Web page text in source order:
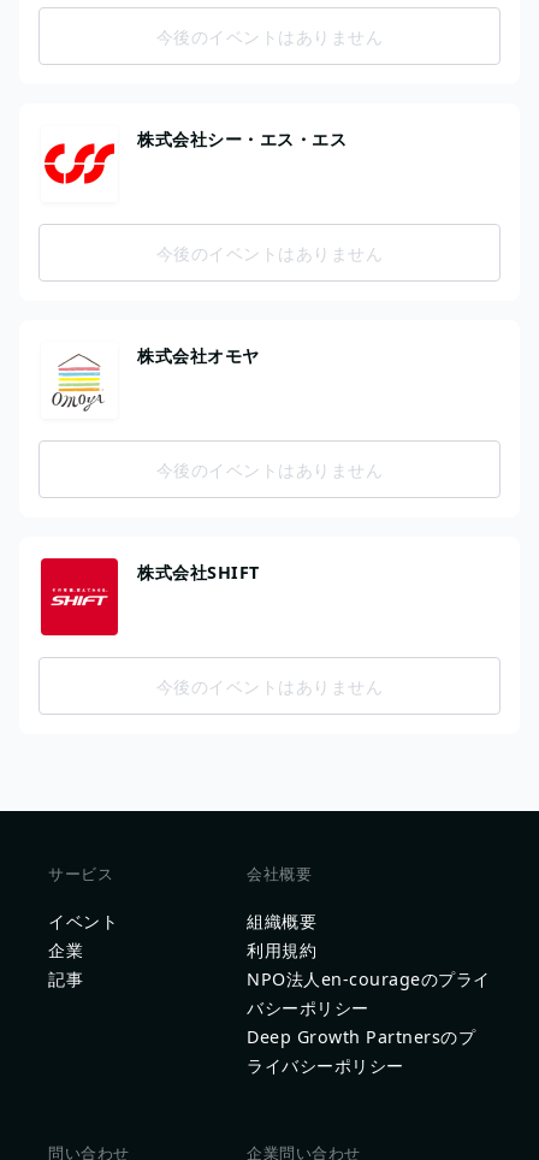
今後のイベントはありません
株式会社シー・エス・エス
今後のイベントはありません
株式会社オモヤ
今後のイベントはありません
株式会社SHIFT
今後のイベントはありません
サービス
イベント
企業
記事
会社概要
組織概要
利用規約
NPO法人en-courageのプライ
バシーポリシー
Deep Growth Partnersのプ
ライバシーポリシー
問い合わせ 企業問い合わせ